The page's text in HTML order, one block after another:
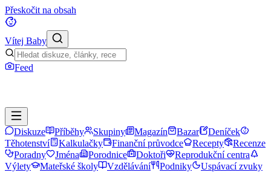
Přeskočit na obsah
Vítej Baby
Feed
Diskuze Příběhy Skupiny Magazín Bazar
Deníček
Těhotenství
Kalkulačky Finanční průvodce Recepty
Recenze
Poradny
Jména Porodnice Doktoři
Reprodukční centra
Výlety
Mateřské školy Vzdělávání Podniky
Uspávací zvuky